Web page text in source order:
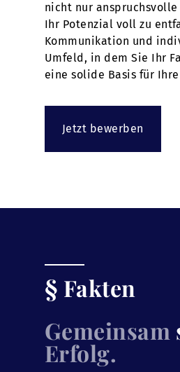
nicht nur
Ihr Potenzial voll zu
Kommunikation und
Umfeld, in dem Sie Ihr
eine solide Basis für
Jetzt bewerben
§ Fakten
Gemeinsam
Erfolg.